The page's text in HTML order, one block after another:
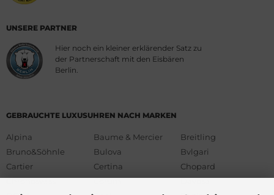
UNSERE PARTNER
Hier noch ein kleiner erklärender Satz zu
der Partnerschaft mit den Eisbären
Berlin.
GEBRAUCHTE LUXUSUHREN NACH MARKEN
Alpina Baume & Mercier
Breitling
Bruno&Söhnle
Bulova
Bvlgari
Cartier
Certina
Chopard
Chronoswiss
Corum
Davosa